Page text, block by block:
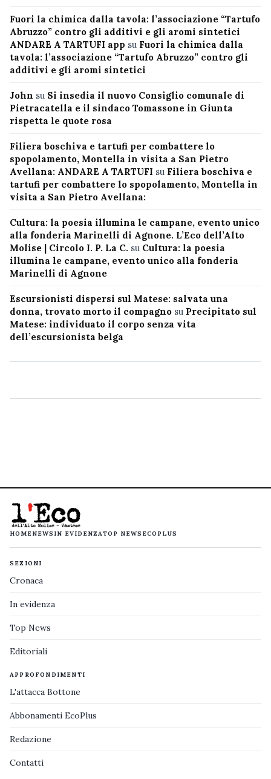
Fuori la chimica dalla tavola: l’associazione “Tartufo
Abruzzo” contro gli additivi e gli aromi sintetici
ANDARE A TARTUFI app su Fuori la chimica dalla
tavola: l’associazione “Tartufo Abruzzo” contro gli
additivi e gli aromi sintetici
John su Si insedia il nuovo Consiglio comunale di
Pietracatella e il sindaco Tomassone in Giunta
rispetta le quote rosa
Filiera boschiva e tartufi per combattere lo
spopolamento, Montella in visita a San Pietro
Avellana: ANDARE A TARTUFI su Filiera boschiva e
tartufi per combattere lo spopolamento, Montella in
visita a San Pietro Avellana:
Cultura: la poesia illumina le campane, evento unico
alla fonderia Marinelli di Agnone. L’Eco dell’Alto
Molise | Circolo I. P. La C. su Cultura: la poesia
illumina le campane, evento unico alla fonderia
Marinelli di Agnone
Escursionisti dispersi sul Matese: salvata una
donna, trovato morto il compagno su Precipitato sul
Matese: individuato il corpo senza vita
dell’escursionista belga
HOMENEWS IN EVIDENZATOP NEWS ECOPLUS
SEZIONI
Cronaca
In evidenza
Top News
Editoriali
APPROFONDIMENTI
L'attacca Bottone
Abbonamenti EcoPlus
Redazione
Contatti